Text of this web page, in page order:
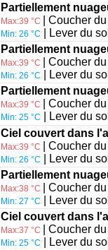
Partiellement
Max:39 °C | Coucher
Min: 26 °C
| Lever du
Partiellement
Max:39 °C | Coucher
Min: 26 °C
| Lever du
Partiellement
Max:39 °C | Coucher
Min: 25 °C
| Lever du
Ciel couvert dans
Max:39 °C | Coucher
Min: 26 °C
| Lever du
Partiellement
Max:38 °C | Coucher
Min: 27 °C
| Lever du
Ciel couvert dans
Max:37 °C | Coucher
Min: 25 °C
| Lever du